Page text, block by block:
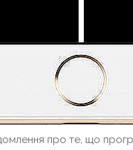
про те, що